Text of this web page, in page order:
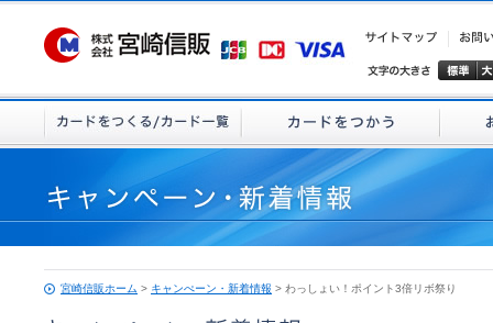
宮崎信販ホーム > キャンぺーン・新着情報 > わっしょい！ポイント3倍リボ祭り